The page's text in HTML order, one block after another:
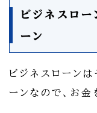
ビジネスロ
ーン
ビジネスローン
ーンなので、お金